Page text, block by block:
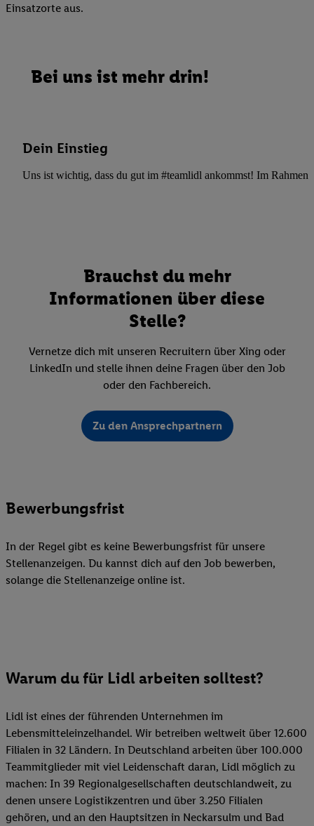
Einsatzorte aus.
Bei uns ist mehr drin!
Dein Einstieg
Uns ist wichtig, dass du gut im #teamlidl ankommst! Im Rahmen
Brauchst du mehr
Informationen über diese
Stelle?
Vernetze dich mit unseren Recruitern über Xing oder
LinkedIn und stelle ihnen deine Fragen über den Job
oder den Fachbereich.
Zu den Ansprechpartnern
Bewerbungsfrist
In der Regel gibt es keine Bewerbungsfrist für unsere
Stellenanzeigen. Du kannst dich auf den Job bewerben,
solange die Stellenanzeige online ist.
Warum du für Lidl arbeiten solltest?
Lidl ist eines der führenden Unternehmen im
Lebensmitteleinzelhandel. Wir betreiben weltweit über 12.600
Filialen in 32 Ländern. In Deutschland arbeiten über 100.000
Teammitglieder mit viel Leidenschaft daran, Lidl möglich zu
machen: In 39 Regionalgesellschaften deutschlandweit, zu
denen unsere Logistikzentren und über 3.250 Filialen
gehören, und an den Hauptsitzen in Neckarsulm und Bad